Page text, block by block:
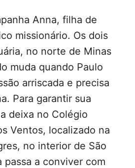
Anna, filha de
missionário. Os dois
no norte de Minas
muda quando Paulo
arriscada e precisa
Para garantir sua
deixa no Colégio
Ventos, localizado na
no interior de São
passa a conviver com